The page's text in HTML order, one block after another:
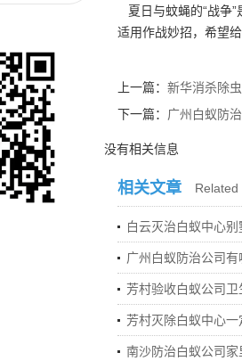
夏日与蚊蝇的“战争”
适用作战妙招，希望
上一篇： 新华消杀除
下一篇： 广州白蚁防
没有相关信息
相关文章 Related
白云灭治白蚁中心
广州白蚁防治公司
芳村验收白蚁公司
芳村灭除白蚁中心
南沙防治白蚁公司